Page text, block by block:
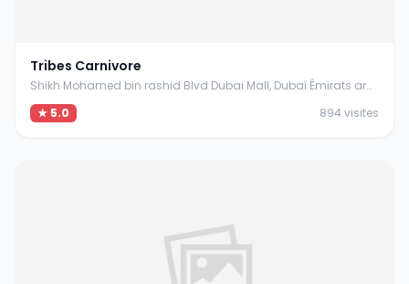
Tribes Carnivore
Shikh Mohamed bin rashid Blvd Dubai Mall, Dubaï Émirats arabes unis
★ 5.0
894 visites